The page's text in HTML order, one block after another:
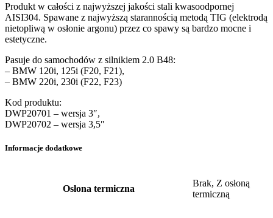
Produkt w całości z najwyższej jakości stali kwasoodpornej
AISI304. Spawane z najwyższą starannością metodą TIG (elektrodą
nietopliwą w osłonie argonu) przez co spawy są bardzo mocne i
estetyczne.
Pasuje do samochodów z silnikiem 2.0 B48:
– BMW 120i, 125i (F20, F21),
– BMW 220i, 230i (F22, F23)
Kod produktu:
DWP20701 – wersja 3″,
DWP20702 – wersja 3,5″
Informacje dodatkowe
Osłona termiczna
Brak, Z osłoną
termiczną